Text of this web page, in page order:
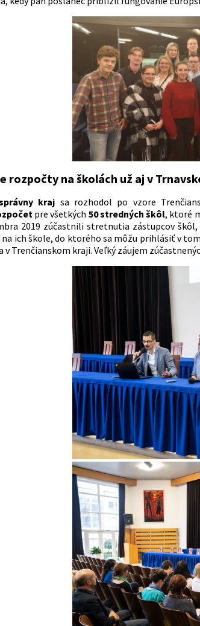
rozpočty na školách už aj v
kraj sa rozhodol po vzore
pre všetkých 50 stredných škôl, ktoré
2019 zúčastnili stretnutia zástupcov
ich škole, do ktorého sa môžu prihlásiť v
Trenčianskom kraji. Veľký záujem